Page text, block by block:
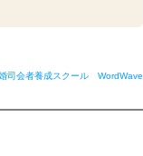
司会者養成スクール WordWave